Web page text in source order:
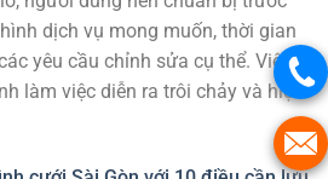
dịch vụ mong muốn, thời gian
yêu cầu chỉnh sửa cụ thể. Việc
làm việc diễn ra trôi chảy và hiệu